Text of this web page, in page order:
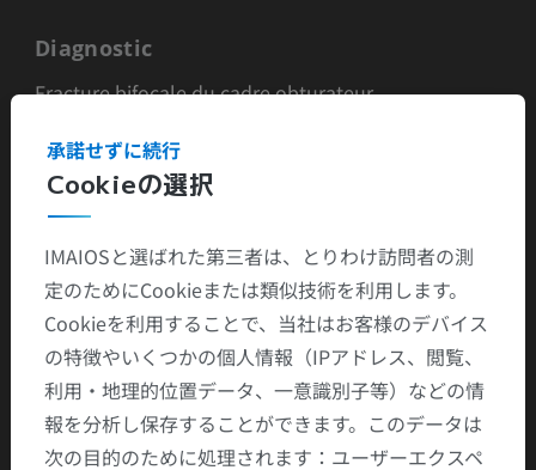
Diagnostic
Fracture bifocale du cadre obturateur.
Anamnèse
Chute chez une patiente de 90 ans.
Résultats
Fracture des branches ilio et ischio-pubiennes droites,
non déplacées (flèches bleues).
Pas de lésion traumatique retenue par ailleurs.
Cookieの選択
承諾せずに続行
IMAIOSと選ばれた第三者は、とりわけ訪問者の測
定のためにCookieまたは類似技術を利用します。
Cookieを利用することで、当社はお客様のデバイス
の特徴やいくつかの個人情報（IPアドレス、閲覧、
利用・地理的位置データ、一意識別子等）などの情
報を分析し保存することができます。このデータは
次の目的のために処理されます：ユーザーエクスペ